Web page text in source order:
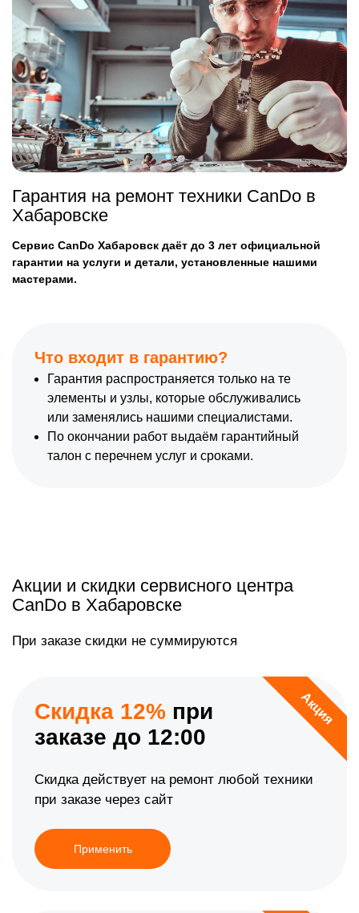
Гарантия на ремонт техники CanDo в
Хабаровске
Сервис CanDo Хабаровск даёт до 3 лет официальной
гарантии на услуги и детали, установленные нашими
мастерами.
Что входит в гарантию?
Гарантия распространяется только на те
элементы и узлы, которые обслуживались
или заменялись нашими специалистами.
По окончании работ выдаём гарантийный
талон с перечнем услуг и сроками.
Акции и скидки сервисного центра
CanDo в Хабаровске
При заказе скидки не суммируются
Акция
Скидка 12% при
заказе до 12:00
Скидка действует на ремонт любой техники
при заказе через сайт
Применить